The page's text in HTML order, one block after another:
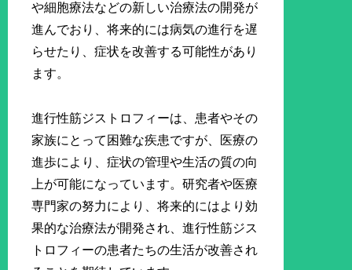
や細胞療法などの新しい治療法の開発が
進んでおり、将来的には病気の進行を遅
らせたり、症状を改善する可能性があり
ます。
進行性筋ジストロフィーは、患者やその
家族にとって困難な疾患ですが、医療の
進歩により、症状の管理や生活の質の向
上が可能になっています。研究者や医療
専門家の努力により、将来的にはより効
果的な治療法が開発され、進行性筋ジス
トロフィーの患者たちの生活が改善され